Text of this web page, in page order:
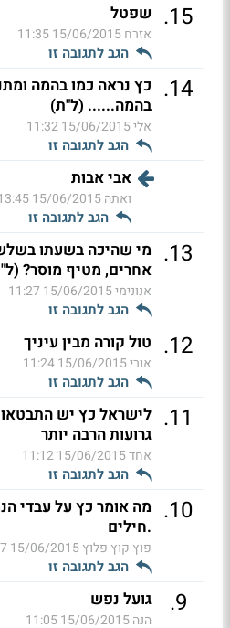
15
. שפטל
אזרח15/06/2015 11:35
הגב לתגובה זו
14
.
כץ נראה כמו בהמה
בהמה...... (ל"ת)
אלי15/06/2015 11:32
הגב לתגובה זו
אבי אבות
ואתה15/06/2015 13:45
הגב לתגובה זו
13
. מי שהיכה בשעתו
אחרים, מטיף מוסר?
אנונימי15/06/2015 11:27
הגב לתגובה זו
12
. טול קורה מבין עיניך
אורי15/06/2015 11:24
הגב לתגובה זו
11
. לישראל כץ יש
גרועות הרבה יותר
אחד15/06/2015 11:12
הגב לתגובה זו
10
. מה אומר כץ על עבדי
.חילים
פוץ קוץ פלוץ15/06/2015 11:07
הגב לתגובה זו
9
. גועל נפש
הנה15/06/2015 11:05